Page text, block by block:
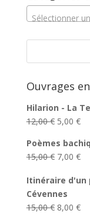
Sélectionner
Ouvrages
Hilarion - La
12,00€ Le
initial
était :
12,00 €.
5,00 €Le
est :
Poèmes
15,00€ Le
initial
était :
15,00 €.
7,00 €Le
Itinéraire
Cévennes
15,00€ Le
8,00 €Le